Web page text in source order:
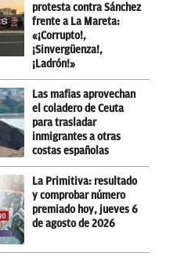
protesta contra Sánchez
frente a La Mareta:
«¡Corrupto!,
¡Sinvergüenza!,
¡Ladrón!»
Las mafias aprovechan
el coladero de Ceuta
para trasladar
inmigrantes a otras
costas españolas
La Primitiva: resultado
y comprobar número
premiado hoy, jueves 6
de agosto de 2026